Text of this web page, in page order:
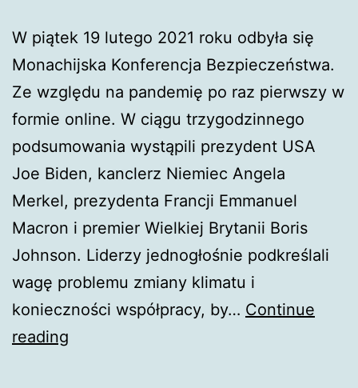
W piątek 19 lutego 2021 roku odbyła się
Monachijska Konferencja Bezpieczeństwa.
Ze względu na pandemię po raz pierwszy w
formie online. W ciągu trzygodzinnego
podsumowania wystąpili prezydent USA
Joe Biden, kanclerz Niemiec Angela
Merkel, prezydenta Francji Emmanuel
Macron i premier Wielkiej Brytanii Boris
Johnson. Liderzy jednogłośnie podkreślali
wagę problemu zmiany klimatu i
konieczności współpracy, by… Continue
reading